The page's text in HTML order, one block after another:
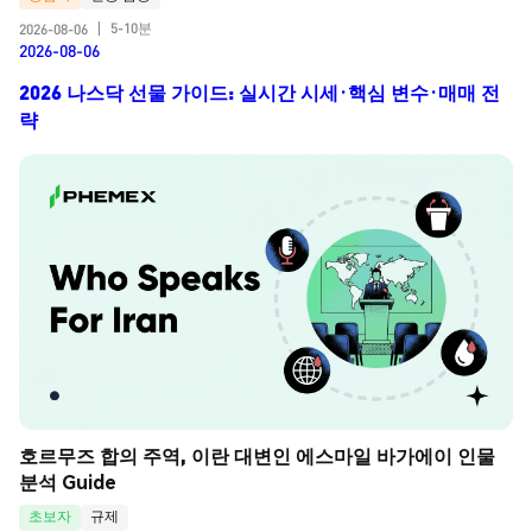
2026-08-06
5-10분
2026-08-06
2026 나스닥 선물 가이드: 실시간 시세·핵심 변수·매매 전
략
호르무즈 합의 주역, 이란 대변인 에스마일 바가에이 인물
분석 Guide
초보자
규제